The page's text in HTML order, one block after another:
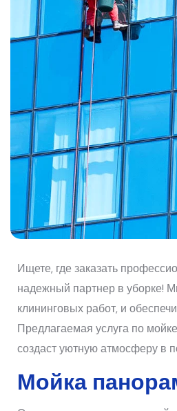
Ищете, где заказать
надежный партнер в уборке!
клининговых работ, и
Предлагаемая услуга по
создаст уютную атмосферу в
Мойка